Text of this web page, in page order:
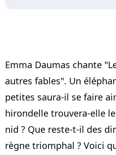
Emma Daumas chante
autres fables". Un
petites saura-il se faire
hirondelle trouvera-elle
nid ? Que reste-t-il des
règne triomphal ? Voici